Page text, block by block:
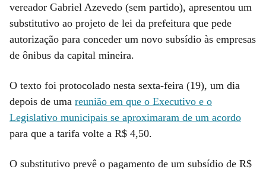
vereador Gabriel Azevedo (sem partido), apresentou um
substitutivo ao projeto de lei da prefeitura que pede
autorização para conceder um novo subsídio às empresas
de ônibus da capital mineira.
O texto foi protocolado nesta sexta-feira (19), um dia
depois de uma reunião em que o Executivo e o
Legislativo municipais se aproximaram de um acordo
para que a tarifa volte a R$ 4,50.
O substitutivo prevê o pagamento de um subsídio de R$